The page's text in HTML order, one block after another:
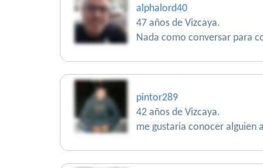
alphalord40
47 años de Vizcaya.
Nada como conversar para
pintor289
42 años de Vizcaya.
me gustaria conocer alguien